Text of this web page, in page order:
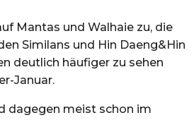
Mantas und Walhaie zu, die
Similans und Hin Daeng&Hin
deutlich häufiger zu sehen
Januar.
dagegen meist schon im